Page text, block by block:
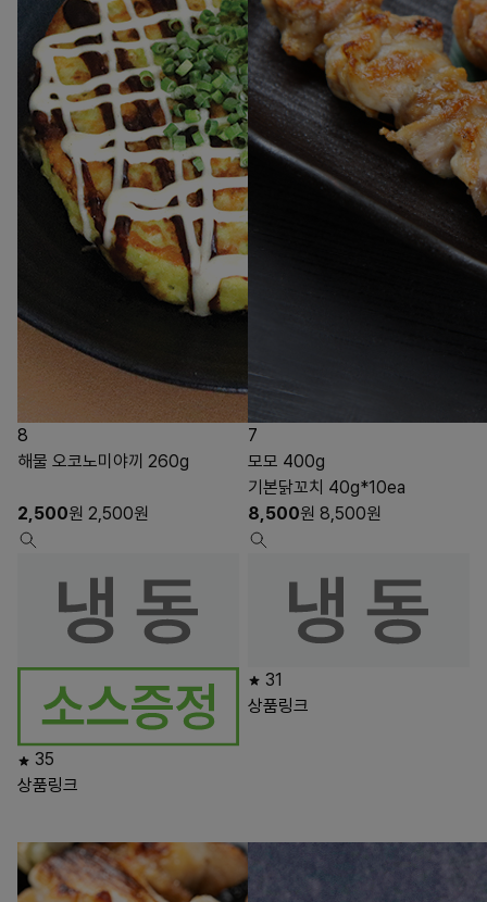
8
해물 오코노미야끼 260g
2,500원 2,500원
35
상품링크
7
모모 400g
기본닭꼬치 40g*10ea
8,500원 8,500원
31
상품링크